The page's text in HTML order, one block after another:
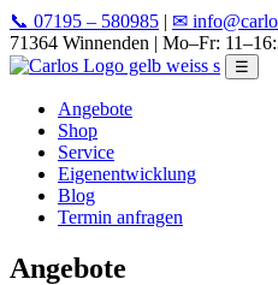
📞 07195 – 580985 | ✉
71364 Winnenden | Mo–Fr:
☰
Angebote
Shop
Service
Eigenentwicklung
Blog
Termin anfragen
Angebote